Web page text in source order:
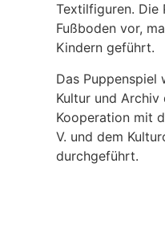
Textilfiguren. Die
Fußboden vor,
Kindern geführt.
Das Puppenspiel
Kultur und
Kooperation mit
V. und dem
durchgeführt.